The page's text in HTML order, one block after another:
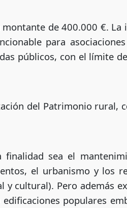
de 400.000 €. La
para
públicos, con el límite
del Patrimonio rural,
sea el
el urbanismo y los
cultural). Pero además
populares